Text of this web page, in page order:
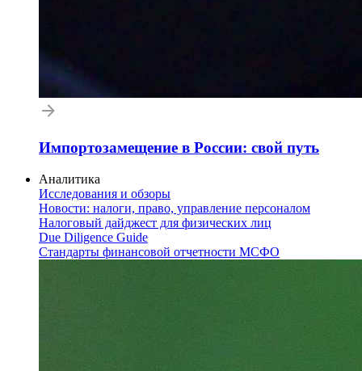
Импортозамещение в России: свой путь
Аналитика
Исследования и обзоры
Новости: налоги, право, управление персоналом
Налоговый дайджест для физических лиц
Due Diligence Guide
Стандарты финансовой отчетности МСФО